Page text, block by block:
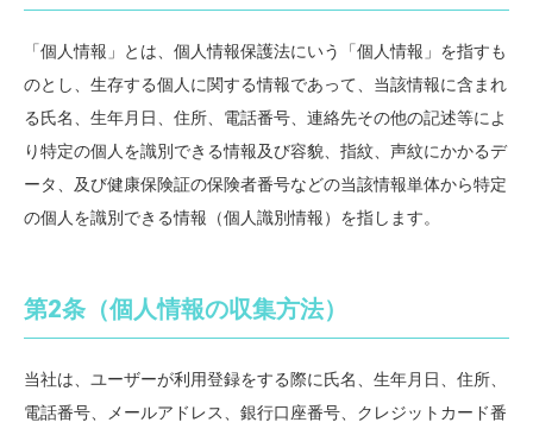
「個人情報」とは、個人情報保護法にいう「個人情報」を指すも
のとし、生存する個人に関する情報であって、当該情報に含まれ
る氏名、生年月日、住所、電話番号、連絡先その他の記述等によ
り特定の個人を識別できる情報及び容貌、指紋、声紋にかかるデ
ータ、及び健康保険証の保険者番号などの当該情報単体から特定
の個人を識別できる情報（個人識別情報）を指します。
第2条（個人情報の収集方法）
当社は、ユーザーが利用登録をする際に氏名、生年月日、住所、
電話番号、メールアドレス、銀行口座番号、クレジットカード番